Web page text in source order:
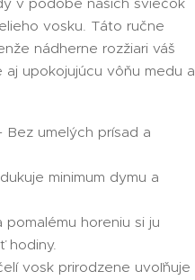
vosku. Táto ručne
nádherne rozžiari váš
aj upokojujúcu vôňu medu a
Bez umelých prísad a
minimum dymu a
pomalému horeniu si ju
hodiny.
vosk prirodzene uvoľňuje